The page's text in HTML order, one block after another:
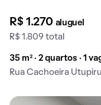
R$ 1.270 aluguel
R$ 1.809 total
35 m² · 2 quartos · 1
Rua Cachoeira